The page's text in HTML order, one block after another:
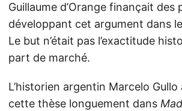
Guillaume d’Orange finançait des
développant cet argument dans
Le but n’était pas l’exactitude
part de marché.
L’historien argentin Marcelo
cette thèse longuement dans